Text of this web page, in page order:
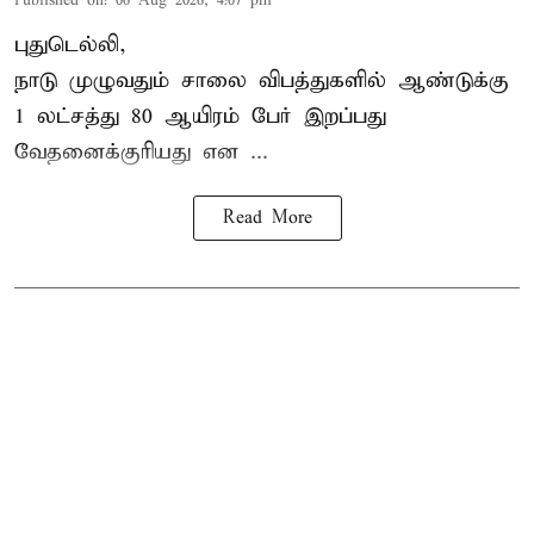
புதுடெல்லி,
நாடு முழுவதும் சாலை விபத்துகளில் ஆண்டுக்கு
1 லட்சத்து 80 ஆயிரம் பேர் இறப்பது
வேதனைக்குரியது என ...
Read More